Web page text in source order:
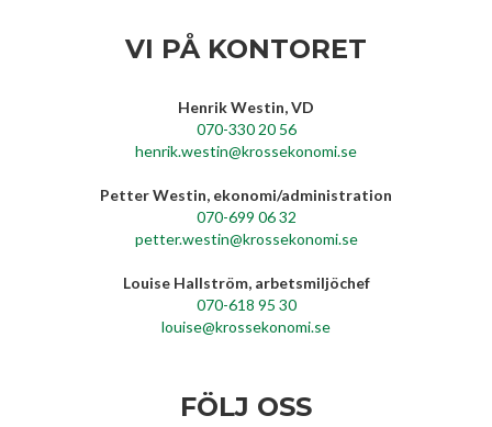
VI PÅ KONTORET
Henrik Westin, VD
070-330 20 56
henrik.westin@krossekonomi.se
Petter Westin, ekonomi/administration
070-699 06 32
petter.westin@krossekonomi.se
Louise Hallström, arbetsmiljöchef
070-618 95 30
louise@krossekonomi.se
FÖLJ OSS